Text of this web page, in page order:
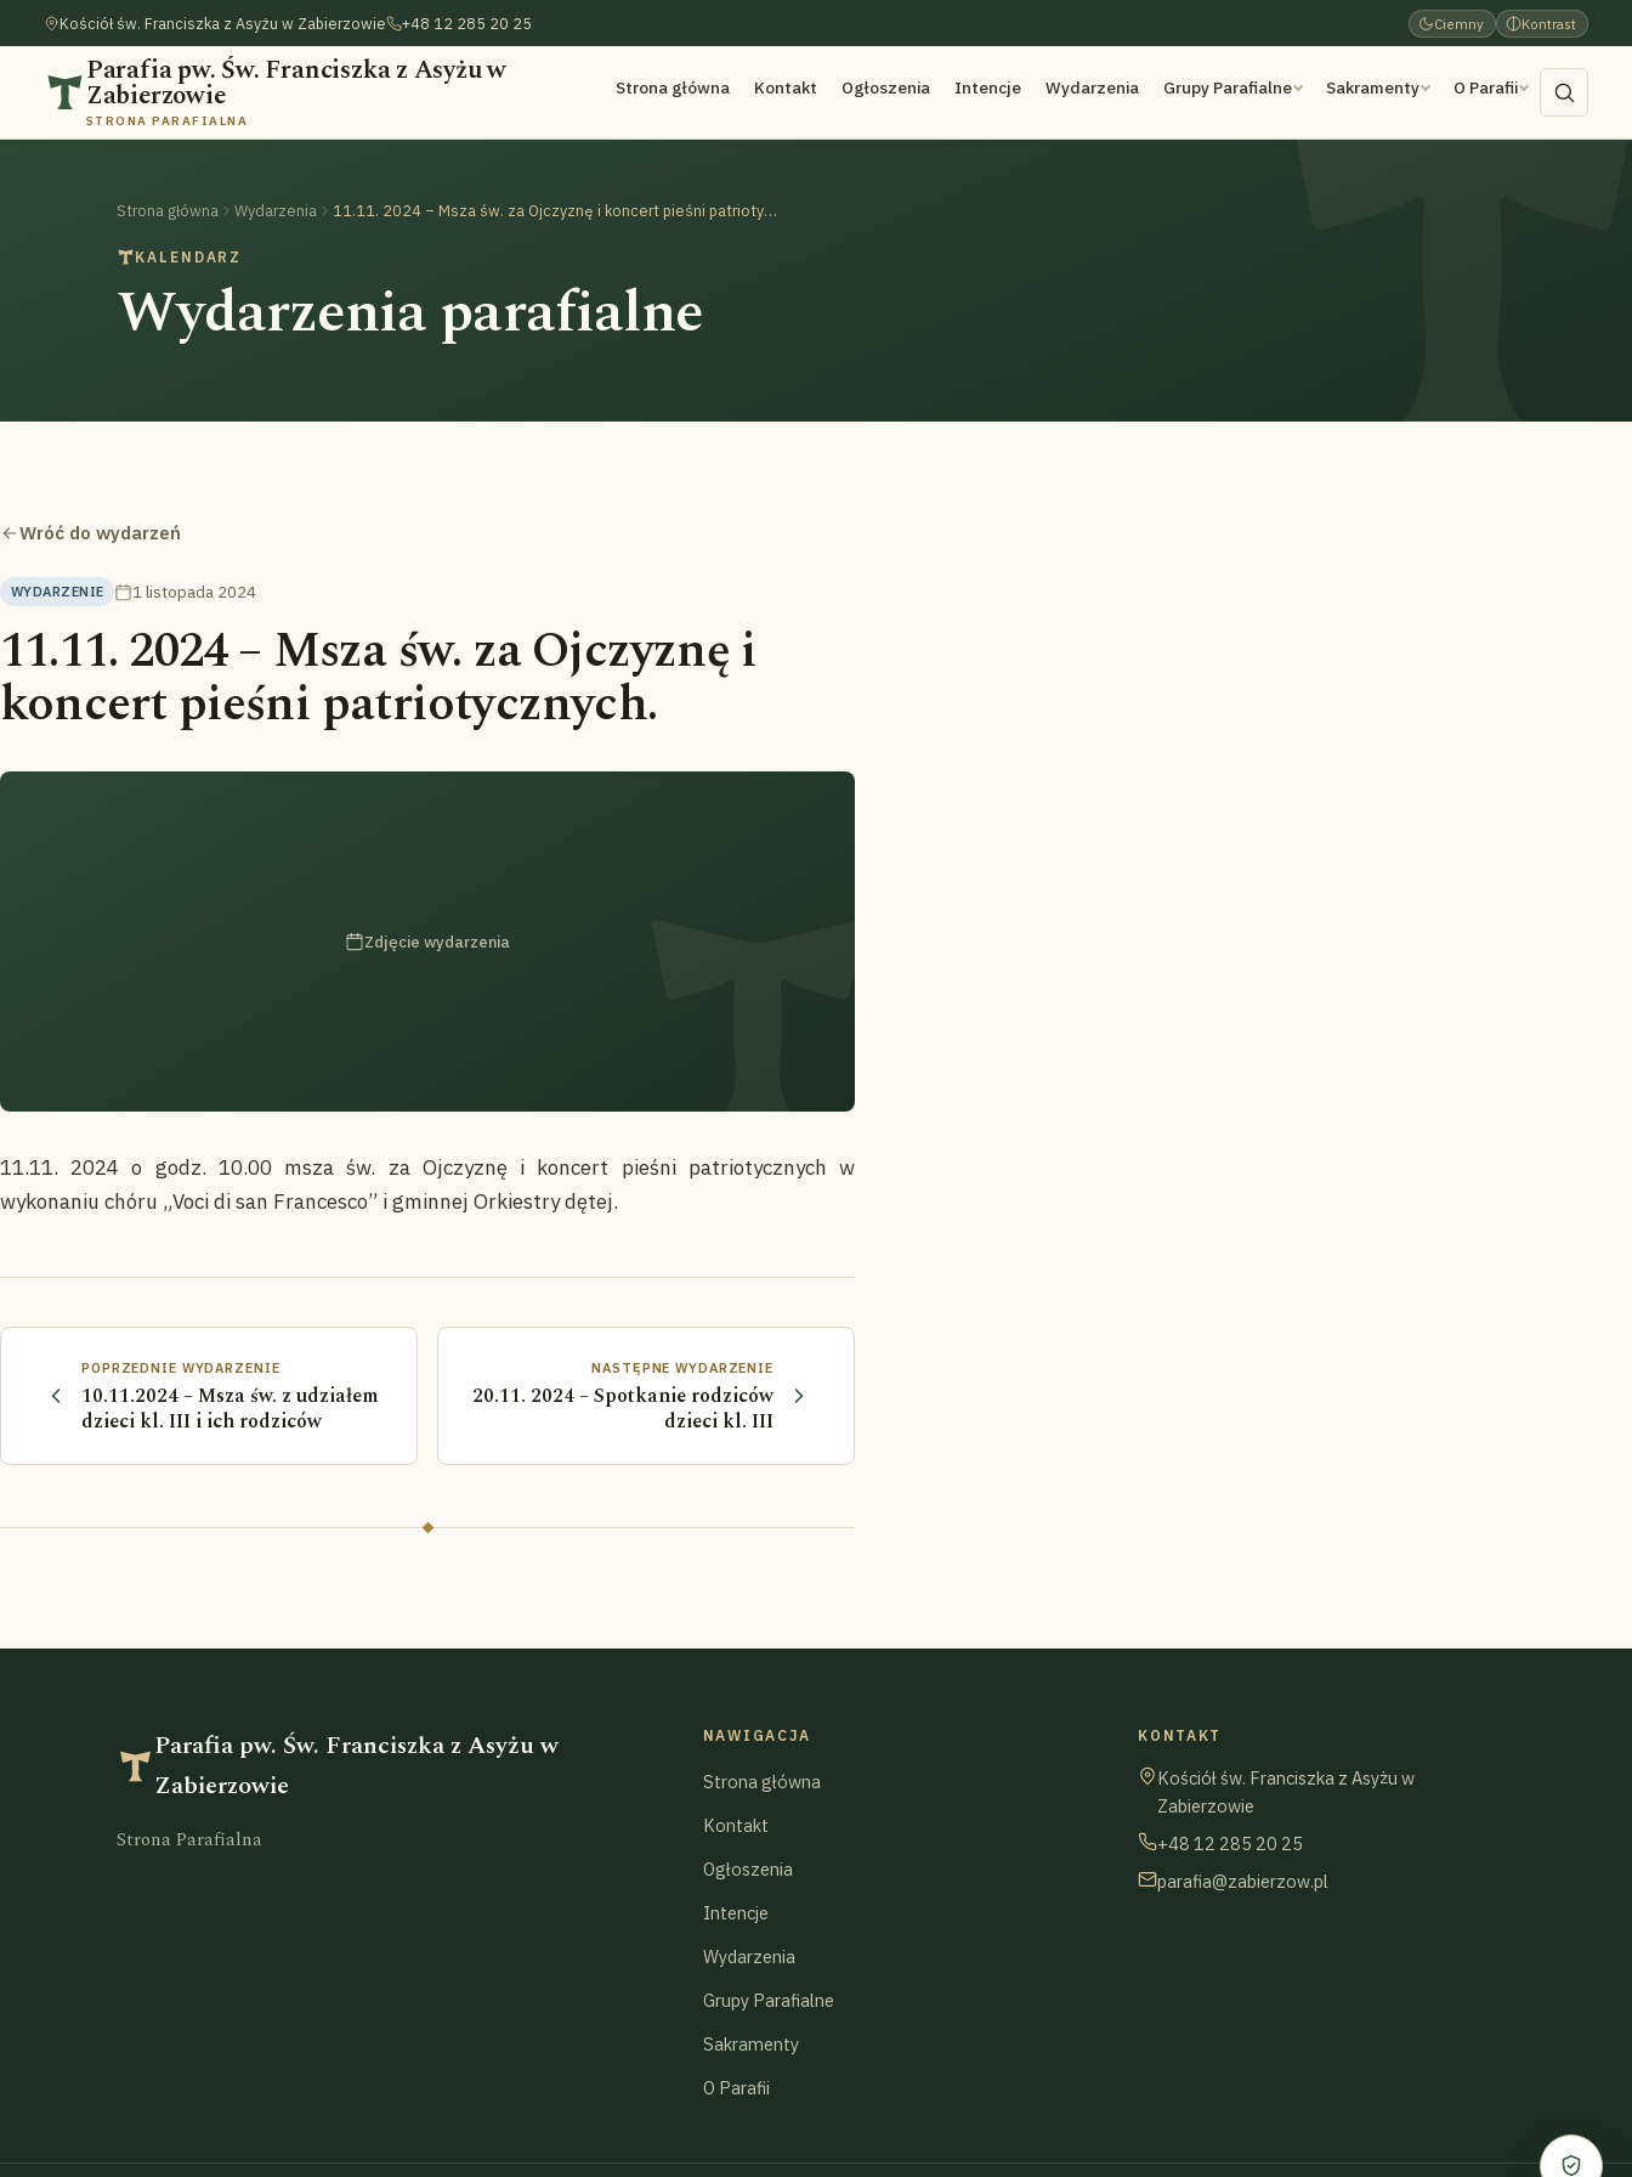
Kościół św. Franciszka z Asyżu w Zabierzowie +48 12 285 20 25 Ciemny Kontrast
Parafia pw. Św. Franciszka z Asyżu w
Zabierzowie
STRONA PARAFIALNA
Strona główna Kontakt Ogłoszenia Intencje Wydarzenia Grupy Parafialne Sakramenty O Parafii
Strona główna Wydarzenia 11.11. 2024 – Msza św. za Ojczyznę i koncert pieśni patriotycznych.
KALENDARZ
Wydarzenia parafialne
Wróć do wydarzeń
WYDARZENIE 1 listopada 2024
11.11. 2024 – Msza św. za Ojczyznę i
koncert pieśni patriotycznych.
Zdjęcie wydarzenia
11.11. 2024 o godz. 10.00 msza św. za Ojczyznę i koncert pieśni patriotycznych w
wykonaniu chóru „Voci di san Francesco” i gminnej Orkiestry dętej.
POPRZEDNIE WYDARZENIE
10.11.2024 – Msza św. z udziałem
dzieci kl. III i ich rodziców
NASTĘPNE WYDARZENIE
20.11. 2024 – Spotkanie rodziców
dzieci kl. III
Parafia pw. Św. Franciszka z Asyżu w
Zabierzowie
Strona Parafialna
NAWIGACJA
Strona główna
Kontakt
Ogłoszenia
Intencje
Wydarzenia
Grupy Parafialne
Sakramenty
O Parafii
KONTAKT
Kościół św. Franciszka z Asyżu w
Zabierzowie
+48 12 285 20 25
parafia@zabierzow.pl